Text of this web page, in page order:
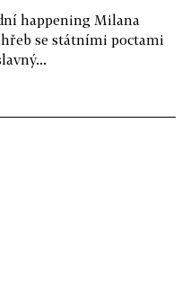
happening Milana
se státními poctami